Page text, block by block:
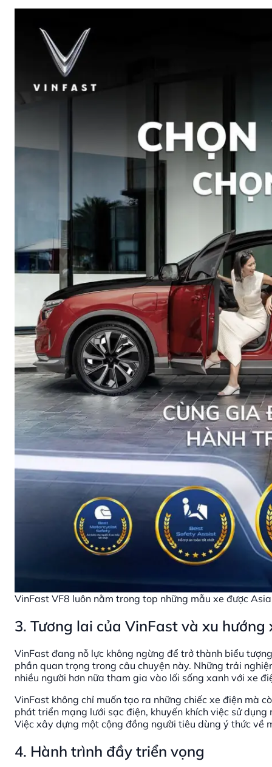
VinFast VF8 luôn nằm trong top những mẫu xe được
3. Tương lai của VinFast và xu
VinFast đang nỗ lực không ngừng để trở thành biểu
phần quan trọng trong câu chuyện này. Những trải
nhiều người hơn nữa tham gia vào lối sống xanh với xe
VinFast không chỉ muốn tạo ra những chiếc xe điện mà
phát triển mạng lưới sạc điện, khuyến khích việc sử
Việc xây dựng một cộng đồng người tiêu dùng ý thức về
4. Hành trình đầy triển vọng